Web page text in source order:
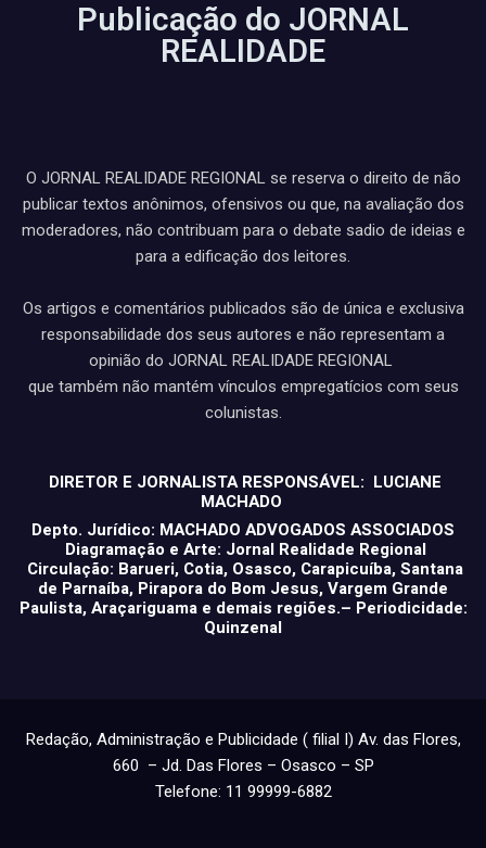
Publicação do JORNAL
REALIDADE
O JORNAL REALIDADE REGIONAL se reserva o direito de não
publicar textos anônimos, ofensivos ou que, na avaliação dos
moderadores, não contribuam para o debate sadio de ideias e
para a edificação dos leitores.
Os artigos e comentários publicados são de única e exclusiva
responsabilidade dos seus autores e não representam a
opinião do JORNAL REALIDADE REGIONAL
que também não mantém vínculos empregatícios com seus
colunistas.
DIRETOR E JORNALISTA RESPONSÁVEL: LUCIANE
MACHADO
Depto. Jurídico: MACHADO ADVOGADOS ASSOCIADOS
Diagramação e Arte: Jornal Realidade Regional
Circulação: Barueri, Cotia, Osasco, Carapicuíba, Santana
de Parnaíba, Pirapora do Bom Jesus, Vargem Grande
Paulista, Araçariguama e demais regiões.– Periodicidade:
Quinzenal
Redação, Administração e Publicidade ( filial I) Av. das Flores,
660 – Jd. Das Flores – Osasco – SP
Telefone: 11 99999-6882